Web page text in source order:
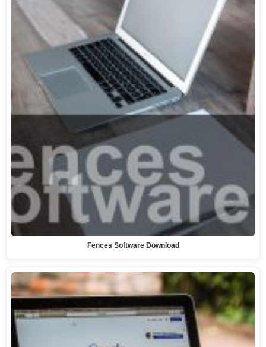
Fences Software Download